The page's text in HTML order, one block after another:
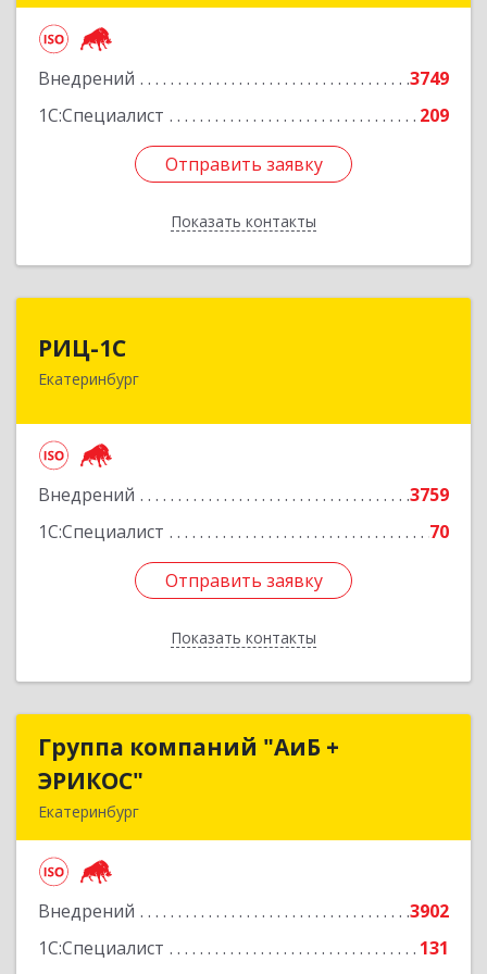
Внедрений
3749
1С:Специалист
209
Отправить заявку
Показать контакты
Отправить заявку
Назад
РИЦ-1С
Екатеринбург
Внедрений
3759
1С:Специалист
70
Отправить заявку
Показать контакты
620102, Свердловская обл, Екатеринбург г,
Отправить заявку
Назад
Группа компаний "АиБ +
ЭРИКОС"
Екатеринбург
Внедрений
3902
1С:Специалист
131
Группа компаний "АиБ +
Подробнее